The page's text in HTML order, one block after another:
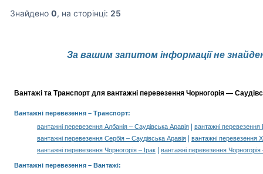
Знайдено 0, на сторінці: 25
За вашим запитом інформації не
Вантажі та Транспорт для вантажні перевезення Чорногорія —
Вантажні перевезення – Транспорт:
вантажні перевезення Албанія – Саудівська Аравія
вантажні перевезення
вантажні перевезення Сербія – Саудівська Аравія
вантажні перевезення
вантажні перевезення Чорногорія – Ірак
вантажні перевезення Чорногорія
Вантажні перевезення – Вантажі: